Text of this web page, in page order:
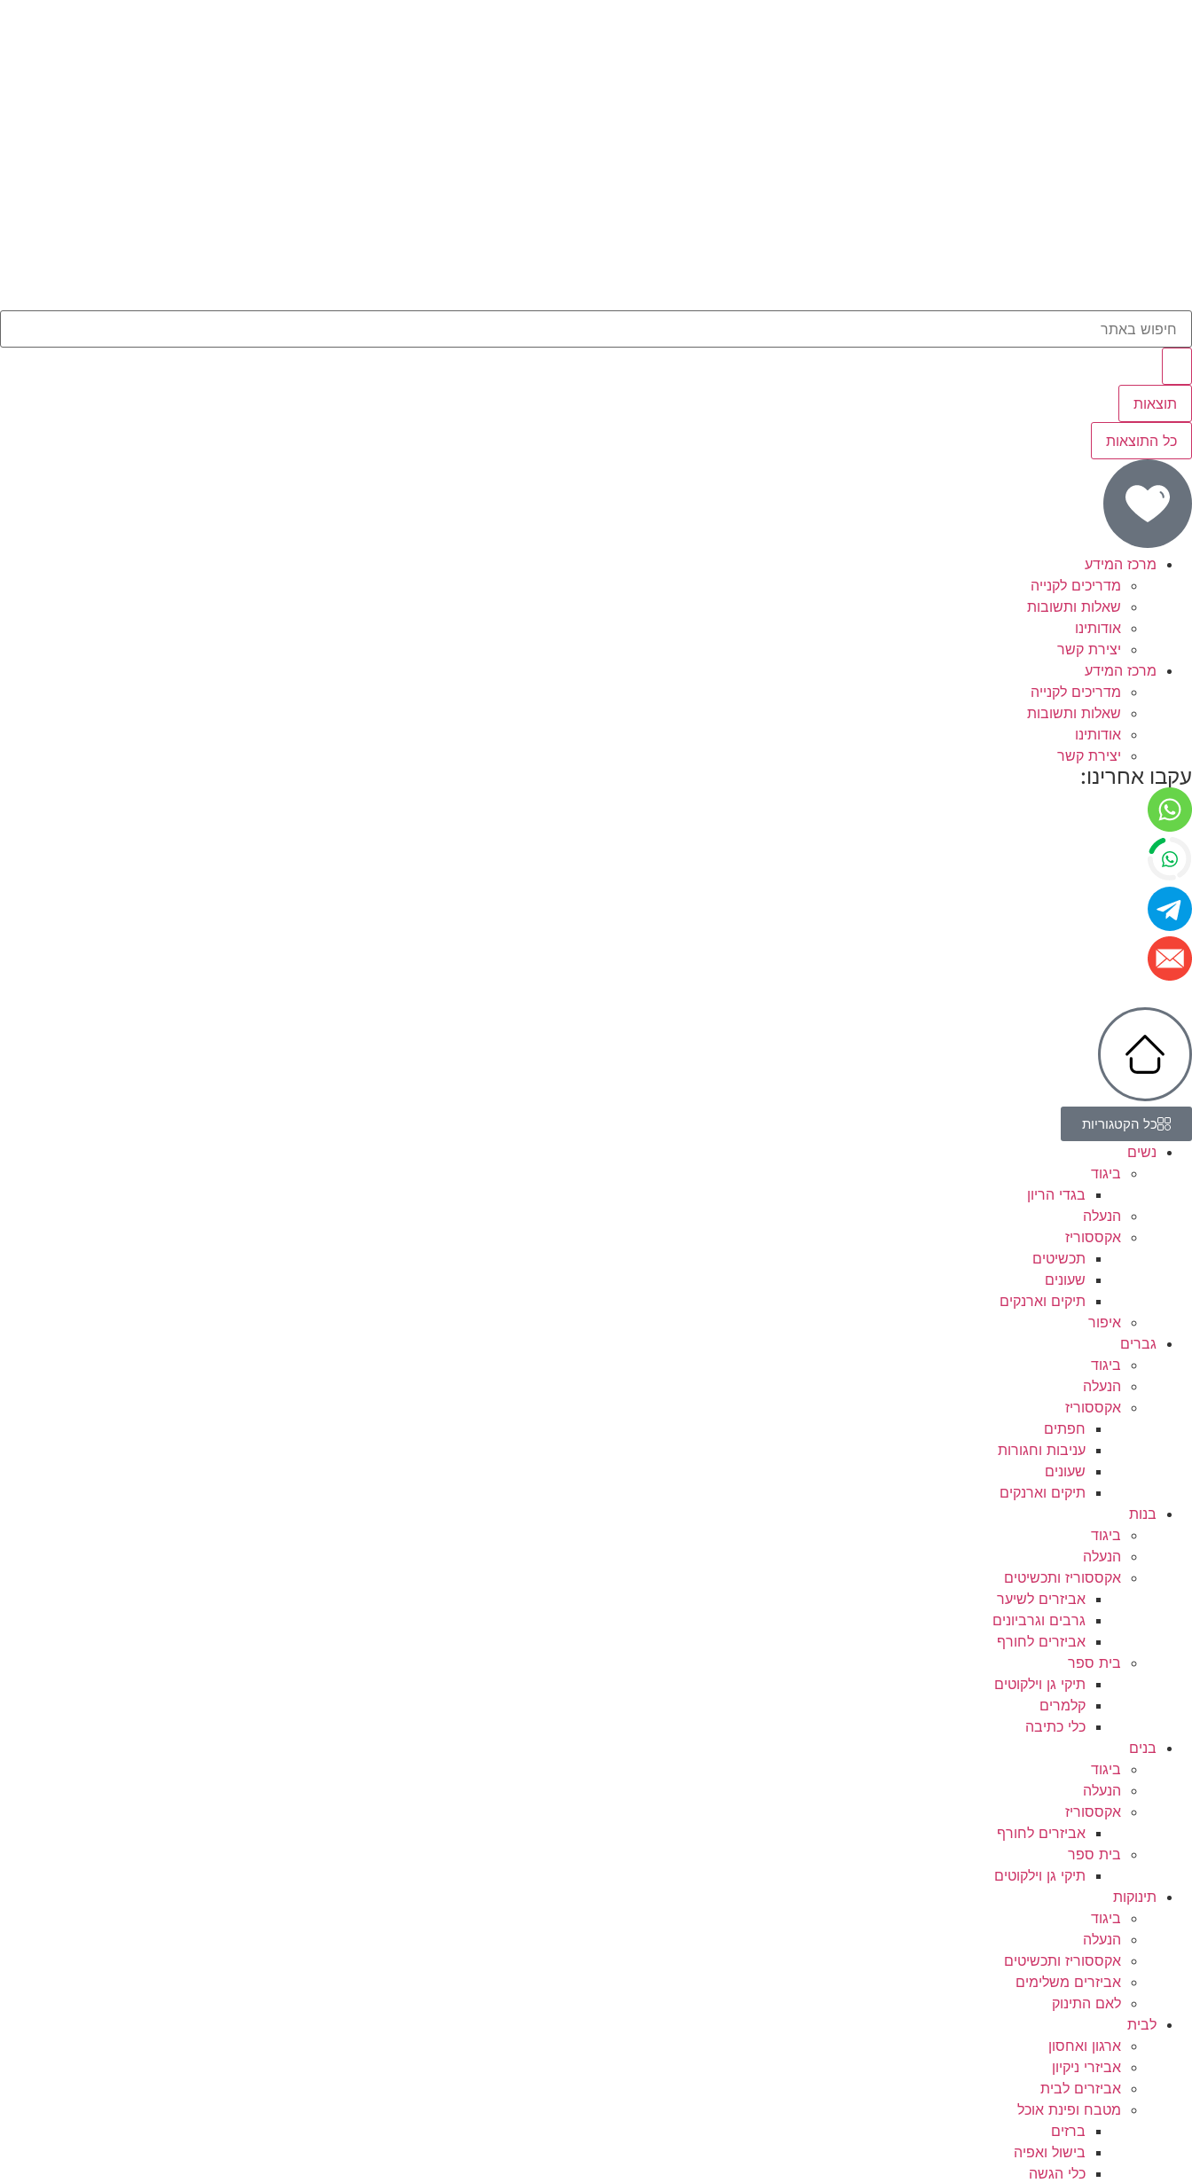
תוצאות
כל התוצאות
מרכז המידע
מדריכים לקנייה
שאלות ותשובות
אודותינו
יצירת קשר
מרכז המידע
מדריכים לקנייה
שאלות ותשובות
אודותינו
יצירת קשר
עקבו אחרינו:
כל הקטגוריות
נשים
ביגוד
בגדי הריון
הנעלה
אקססוריז
תכשיטים
שעונים
תיקים וארנקים
איפור
גברים
ביגוד
הנעלה
אקססוריז
חפתים
עניבות וחגורות
שעונים
תיקים וארנקים
בנות
ביגוד
הנעלה
אקססוריז ותכשיטים
אביזרים לשיער
גרבים וגרביונים
אביזרים לחורף
בית ספר
תיקי גן וילקוטים
קלמרים
כלי כתיבה
בנים
ביגוד
הנעלה
אקססוריז
אביזרים לחורף
בית ספר
תיקי גן וילקוטים
תינוקות
ביגוד
הנעלה
אקססוריז ותכשיטים
אביזרים משלימים
לאם התינוק
לבית
ארגון ואחסון
אביזרי ניקיון
אביזרים לבית
מטבח ופינת אוכל
ברזים
בישול ואפיה
כלי הגשה